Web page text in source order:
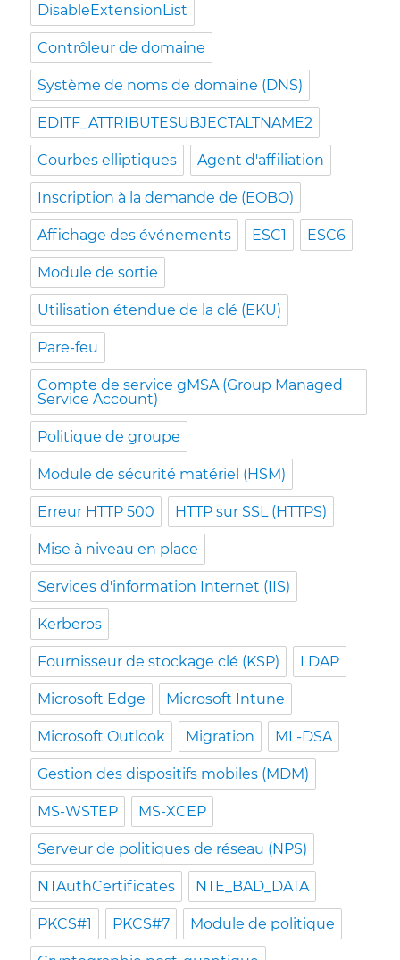
DisableExtensionList
Contrôleur de domaine
Système de noms de domaine (DNS)
EDITF_ATTRIBUTESUBJECTALTNAME2
Courbes elliptiques Agent d'affiliation
Inscription à la demande de (EOBO)
Affichage des événements ESC1 ESC6
Module de sortie
Utilisation étendue de la clé (EKU)
Pare-feu
Compte de service gMSA (Group Managed
Service Account)
Politique de groupe
Module de sécurité matériel (HSM)
Erreur HTTP 500 HTTP sur SSL (HTTPS)
Mise à niveau en place
Services d'information Internet (IIS)
Kerberos
Fournisseur de stockage clé (KSP) LDAP
Microsoft Edge Microsoft Intune
Microsoft Outlook Migration ML-DSA
Gestion des dispositifs mobiles (MDM)
MS-WSTEP MS-XCEP
Serveur de politiques de réseau (NPS)
NTAuthCertificates NTE_BAD_DATA
PKCS#1 PKCS#7 Module de politique